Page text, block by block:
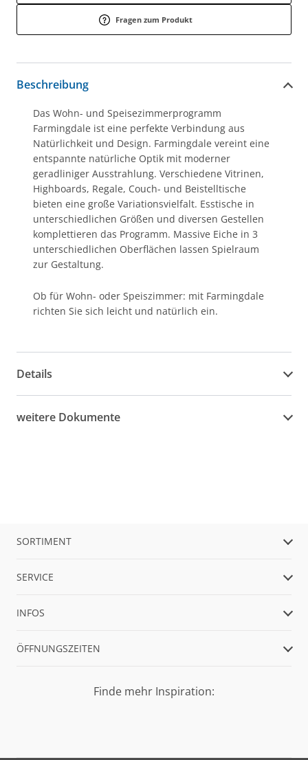
Fragen zum Produkt
Beschreibung
Das Wohn- und Speisezimmerprogramm
Farmingdale ist eine perfekte Verbindung aus
Natürlichkeit und Design. Farmingdale vereint eine
entspannte natürliche Optik mit moderner
geradliniger Ausstrahlung. Verschiedene Vitrinen,
Highboards, Regale, Couch- und Beistelltische
bieten eine große Variationsvielfalt. Esstische in
unterschiedlichen Größen und diversen Gestellen
komplettieren das Programm. Massive Eiche in 3
unterschiedlichen Oberflächen lassen Spielraum
zur Gestaltung.
Ob für Wohn- oder Speiszimmer: mit Farmingdale
richten Sie sich leicht und natürlich ein.
Details
weitere Dokumente
SORTIMENT
SERVICE
INFOS
ÖFFNUNGSZEITEN
Finde mehr Inspiration: